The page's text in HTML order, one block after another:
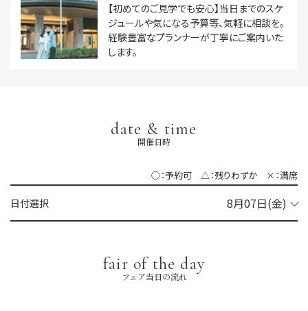
【初めてのご見学でも安心】当日までのスケ
ジュールや気になる予算等、気軽に相談を。
経験豊富なプランナーが丁寧にご案内いた
します。
date & time
開催日時
○：予約可 △：残りわずか ×：満席
日付選択
fair of the day
フェア当日の流れ